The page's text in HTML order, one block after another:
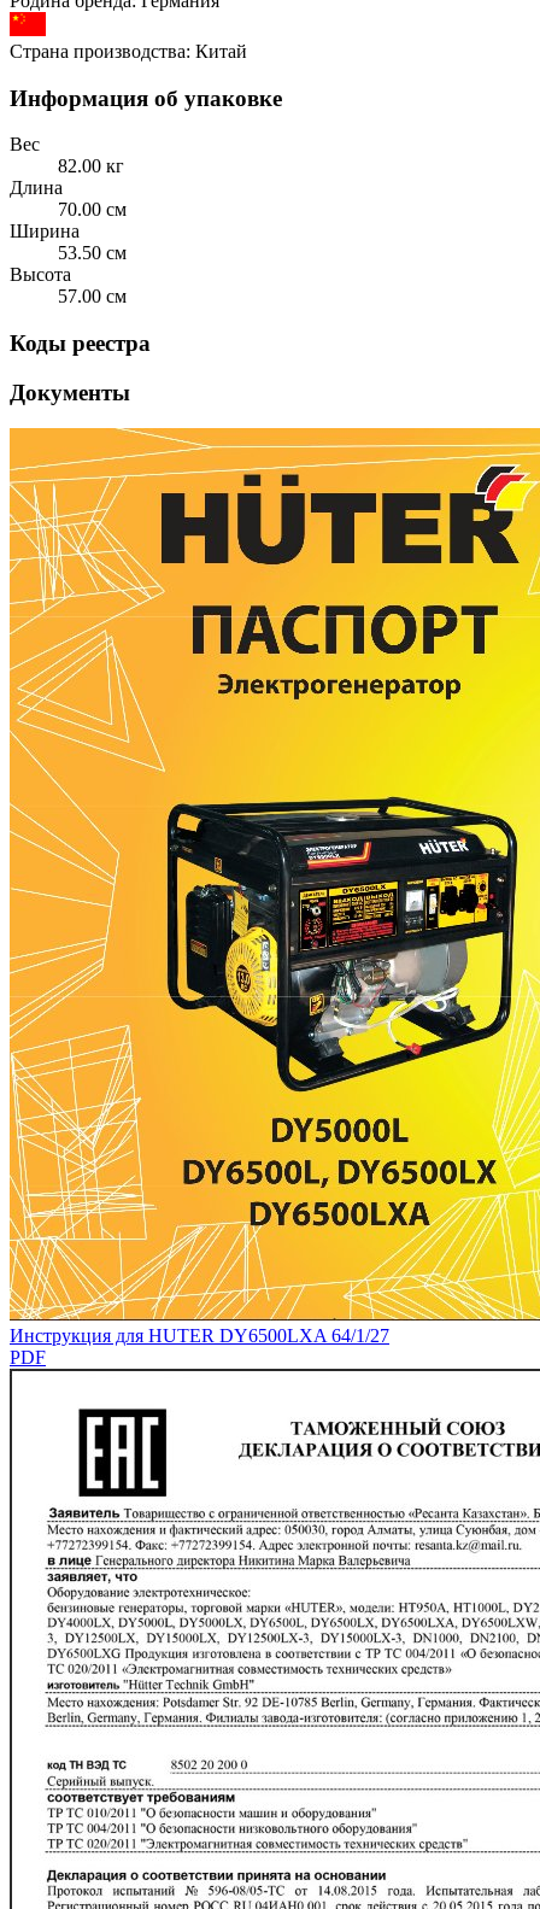
Страна производства: Китай
Информация об упаковке
Вес
82.00 кг
Длина
70.00 см
Ширина
53.50 см
Высота
57.00 см
Коды реестра
Документы
Инструкция для HUTER DY6500LXA 64/1/27
PDF